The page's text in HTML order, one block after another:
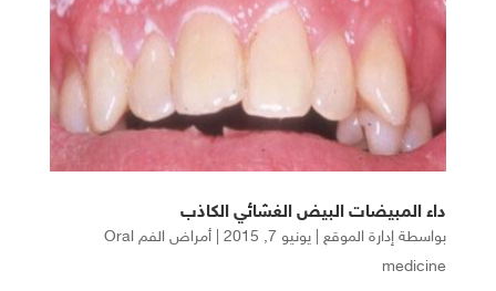
داء المبيضات البيض الغشائي الكاذب
بواسطة إدارة الموقع| يونيو 7, 2015 |
أمراض الفم Oral
medicine